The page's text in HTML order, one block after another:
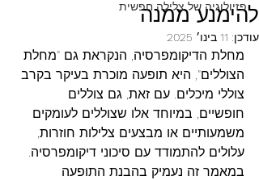
פזיולוגיה של צלילה חפשית
להימנע ממנה
עודכן: 11 בינו׳ 2025
מחלת הדיקומפרסיה, הנקראת גם "מחלת
הצוללים", היא תופעה מוכרת בעיקר בקרב
צוללי מיכלים. עם זאת, גם צוללים
חופשיים, במיוחד אלו שצוללים לעומקים
משמעותיים או מבצעים צלילות חוזרות,
עלולים להתמודד עם סיכוני דיקומפרסיה.
במאמר זה נעמיק בהבנת התופעה